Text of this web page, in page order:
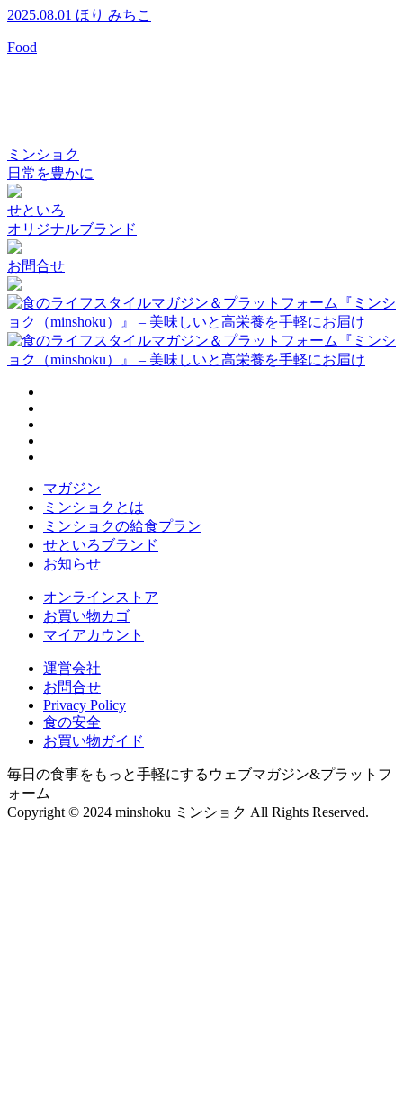
2025.08.01 ほり みちこ
Food
ミンショク
日常を豊かに
せといろ
オリジナルブランド
お問合せ
マガジン
ミンショクとは
ミンショクの給食プラン
せといろブランド
お知らせ
オンラインストア
お買い物カゴ
マイアカウント
運営会社
お問合せ
Privacy Policy
食の安全
お買い物ガイド
毎日の食事をもっと手軽にするウェブマガジン&プラットフ
ォーム
Copyright © 2024 minshoku ミンショク All Rights Reserved.